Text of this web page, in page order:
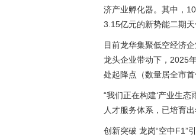
济产业孵化器。其中，
3.15亿元的新势能二期
目前龙华集聚低空经济
龙头企业带动下，2025
处起降点（数量居全市
“我们正在构建‘产业生
人才服务体系，已培育
创新突破 龙岗“空中F1”